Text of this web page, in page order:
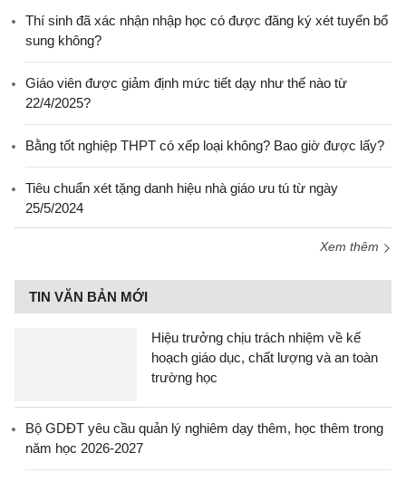
Thí sinh đã xác nhận nhập học có được đăng ký xét tuyển bổ
sung không?
Giáo viên được giảm định mức tiết dạy như thế nào từ
22/4/2025?
Bằng tốt nghiệp THPT có xếp loại không? Bao giờ được lấy?
Tiêu chuẩn xét tặng danh hiệu nhà giáo ưu tú từ ngày
25/5/2024
Xem thêm
TIN VĂN BẢN MỚI
Hiệu trưởng chịu trách nhiệm về kế
hoạch giáo dục, chất lượng và an toàn
trường học
Bộ GDĐT yêu cầu quản lý nghiêm dạy thêm, học thêm trong
năm học 2026-2027